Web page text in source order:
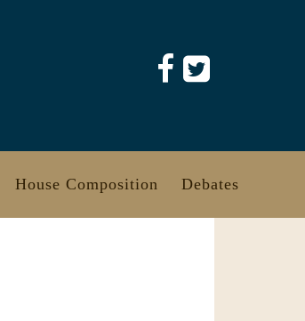
House Composition Debates